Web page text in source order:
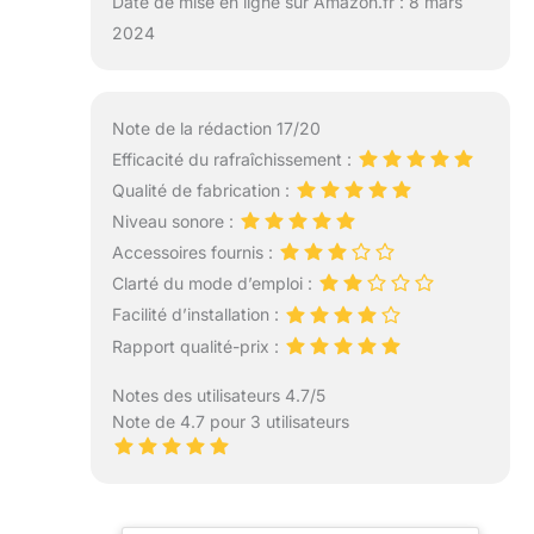
2024
Note de la rédaction 17/20
Efficacité du rafraîchissement :
Qualité de fabrication :
Niveau sonore :
Accessoires fournis :
Clarté du mode d’emploi :
Facilité d’installation :
Rapport qualité-prix :
Notes des utilisateurs 4.7/5
Note de 4.7 pour 3 utilisateurs